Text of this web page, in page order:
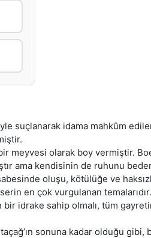
suçlanarak idama mahkûm
meyvesi olarak boy vermiştir.
ama kendisinin de ruhunu
oluşu, kötülüğe ve
en çok vurgulanan temalarıdır.
idrake sahip olmalı, tüm
sonuna kadar olduğu